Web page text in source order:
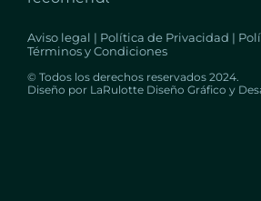
Aviso legal | Política de Privacidad |
Términos y Condiciones
© Todos los derechos reservados 2024.
Diseño por LaRulotte Diseño Gráfico y